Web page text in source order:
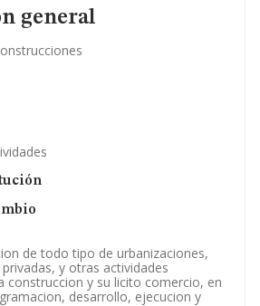
general
de todo tipo de urbanizaciones,
y otras actividades
construccion y su licito comercio, en
desarrollo, ejecucion y
y registral complementaria.